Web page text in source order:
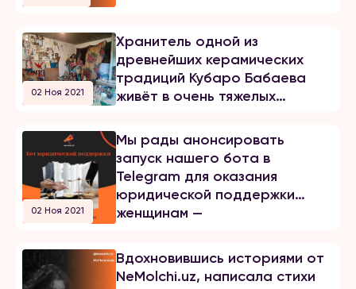
02 Ноя 2021
Хранитель одной из
древнейших керамических
традиций Кубаро Бабаева
живёт в очень тяжелых
02 Ноя 2021
Мы рады анонсировать
запуск нашего бота в
Telegram для оказания
юридической поддержки
женщинам —
Вдохновившись историями от
NeMolchi.uz, написала стихи